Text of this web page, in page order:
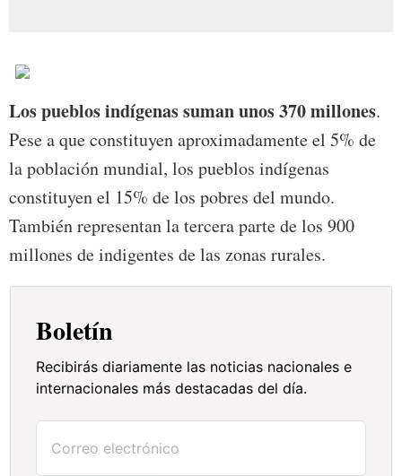
Los pueblos indígenas suman unos 370 millones.
Pese a que constituyen aproximadamente el 5% de
la población mundial, los pueblos indígenas
constituyen el 15% de los pobres del mundo.
También representan la tercera parte de los 900
millones de indigentes de las zonas rurales.
Boletín
Recibirás diariamente las noticias nacionales e
internacionales más destacadas del día.